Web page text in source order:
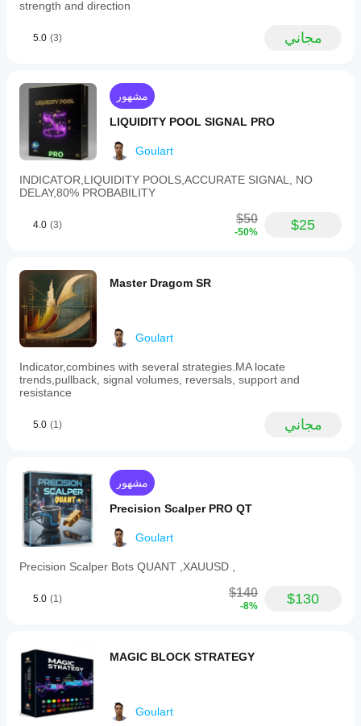
breakout
(trend
VAH
and
VAL
breaks),
and
entry
(buy
near
with
buyer
near
VAH
with
seller
volume,
or
fade
at
profile
extremes).
vary
for
day
trading,
shorter
periods
and
profiles;
swing
trading,
and
wider
profiles.
This
tool
aids
strength and direction
5.0 (3) مجاني
مشهور
LIQUIDITY POOL SIGNAL PRO
Goulart
INDICATOR,LIQUIDITY POOLS,ACCURATE SIGNAL, NO
DELAY,80% PROBABILITY
4.0 (3) $50
-50% $25
Master Dragom SR
Goulart
Indicator,combines with several strategies.MA locate
trends,pullback, signal volumes, reversals, support and
resistance
5.0 (1) مجاني
مشهور
Precision Scalper PRO QT
Goulart
Precision Scalper Bots QUANT ,XAUUSD ,
5.0 (1) $140
-8% $130
MAGIC BLOCK STRATEGY
Goulart